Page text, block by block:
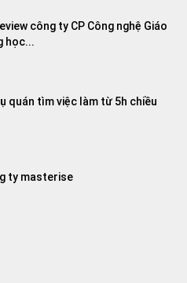
công ty CP Công nghệ Giáo
học...
quán tìm việc làm từ 5h chiều
ty masterise